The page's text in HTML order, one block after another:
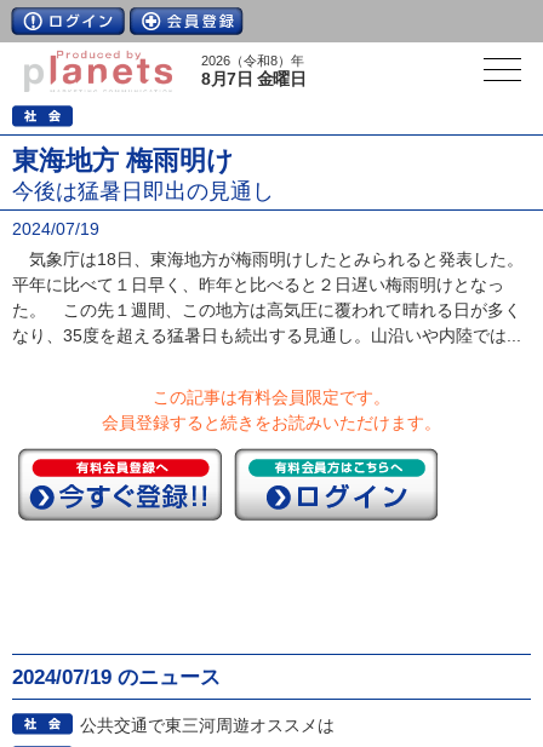
2026（令和8）年
8月7日 金曜日
東海地方 梅雨明け
今後は猛暑日即出の見通し
2024/07/19
気象庁は18日、東海地方が梅雨明けしたとみられると発表した。
平年に比べて１日早く、昨年と比べると２日遅い梅雨明けとなっ
た。 この先１週間、この地方は高気圧に覆われて晴れる日が多く
なり、35度を超える猛暑日も続出する見通し。山沿いや内陸では...
この記事は有料会員限定です。
会員登録すると続きをお読みいただけます。
2024/07/19 のニュース
公共交通で東三河周遊オススメは